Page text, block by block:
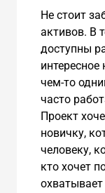
Не стоит
активов. В
доступны
интересное
чем-то
часто
Проект
новичку,
человеку,
кто хочет